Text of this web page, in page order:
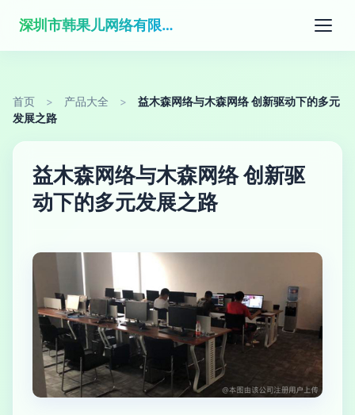
深圳市韩果儿网络有限公司
首页 > 产品大全 >
益木森网络与木森网络 创新驱动下的多元
发展之路
益木森网络与木森网络 创新驱
动下的多元发展之路